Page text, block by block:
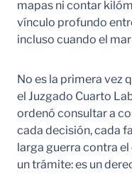
mapas ni contar
vínculo profundo
incluso cuando el
No es la primera vez
el Juzgado Cuarto
ordenó consultar a
cada decisión, cada
larga guerra contra
un trámite: es un